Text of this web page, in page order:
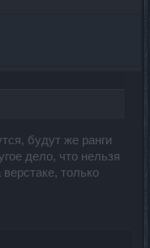
будут же ранги
дело, что нельзя
только